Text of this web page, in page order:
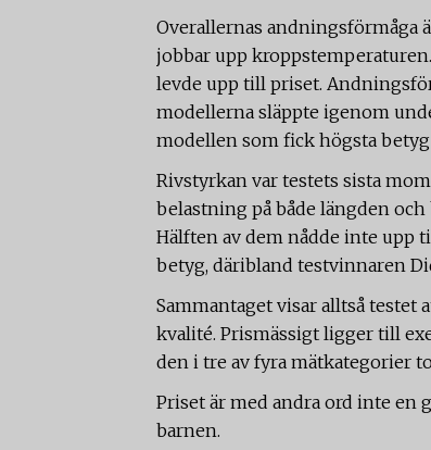
Overallernas
jobbar upp
levde upp till priset.
modellerna släppte igenom
modellen som fick högsta
Rivstyrkan var testets sista
belastning på både längden
Hälften av dem nådde inte upp
betyg, däribland testvinnaren
Sammantaget visar alltså
kvalité. Prismässigt ligger till
den i tre av fyra mätkategorier
Priset är med andra ord inte en
barnen.